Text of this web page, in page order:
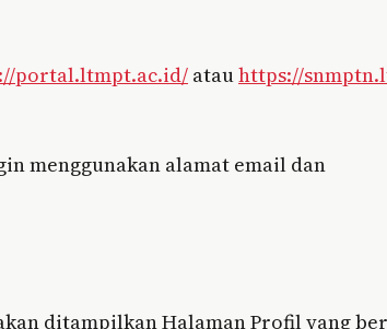
portal.ltmpt.ac.id/ atauhttps://
menggunakan alamat email dan
ditampilkan Halaman Profil yang